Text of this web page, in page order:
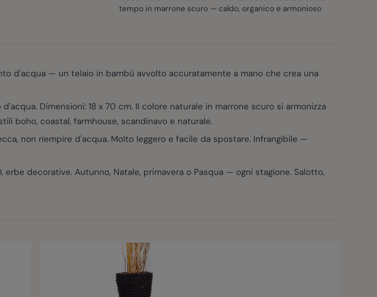
tempo in marrone scuro — caldo, organico e armonioso
d'acqua — un telaio in bambù avvolto accuratamente a mano che crea una
Dimensioni: 18 x 70 cm. Il colore naturale in marrone scuro si armonizza
boho, coastal, farmhouse, scandinavo e naturale.
non riempire d'acqua. Molto leggero e facile da spostare. Infrangibile —
erbe decorative. Autunno, Natale, primavera o Pasqua — ogni stagione. Salotto,